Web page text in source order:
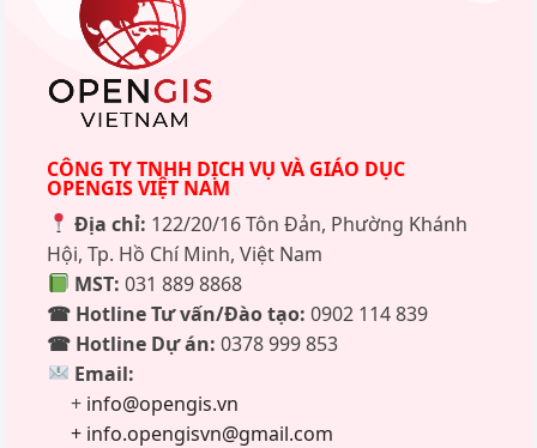
CÔNG TY TNHH DỊCH VỤ VÀ GIÁO DỤC
OPENGIS VIỆT NAM
Địa chỉ: 122/20/16 Tôn Đản, Phường Khánh
Hội, Tp. Hồ Chí Minh, Việt Nam
MST: 031 889 8868
☎ Hotline Tư vấn/Đào tạo: 0902 114 839
☎ Hotline Dự án: 0378 999 853
Email:
+ info@opengis.vn
+ info.opengisvn@gmail.com